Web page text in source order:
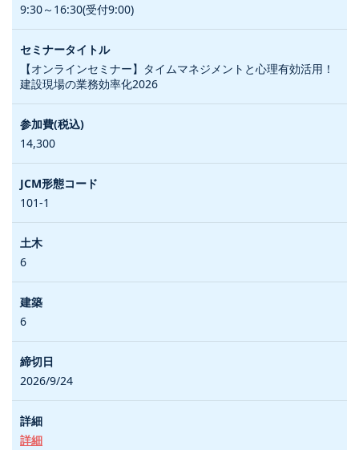
9:30～16:30(受付9:00)
【オンラインセミナー】タイムマネジメントと心理有効活用！
建設現場の業務効率化2026
14,300
101-1
6
6
2026/9/24
詳細